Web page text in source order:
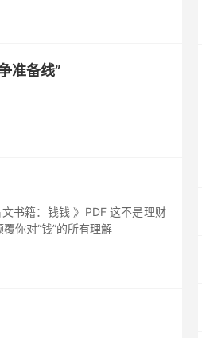
准备线”
书籍：钱钱 》PDF 这不是理财
你对“钱”的所有理解